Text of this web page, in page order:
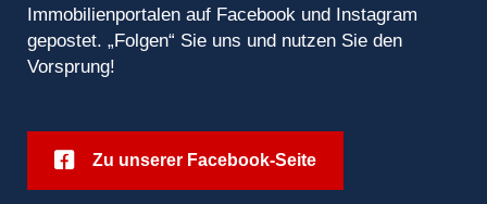
Immobilienportalen auf Facebook und Instagram
gepostet. „Folgen“ Sie uns und nutzen Sie den
Vorsprung!
Zu unserer Facebook-Seite